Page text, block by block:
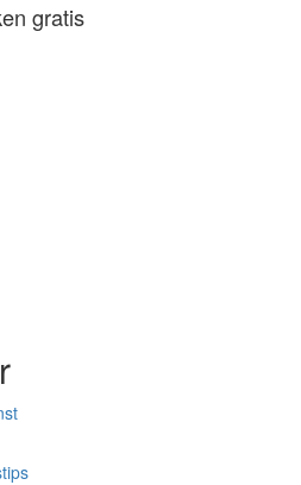
gratis